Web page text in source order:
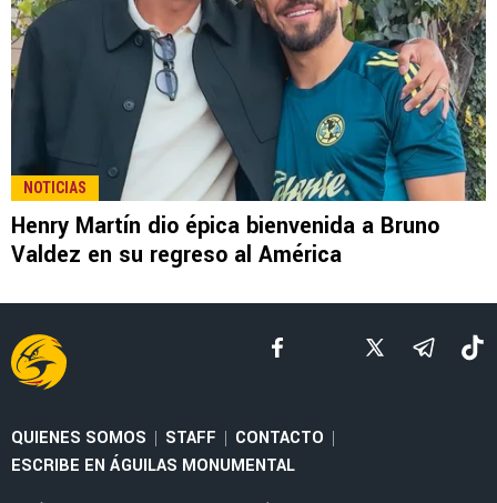
LEE TAMBIÉN